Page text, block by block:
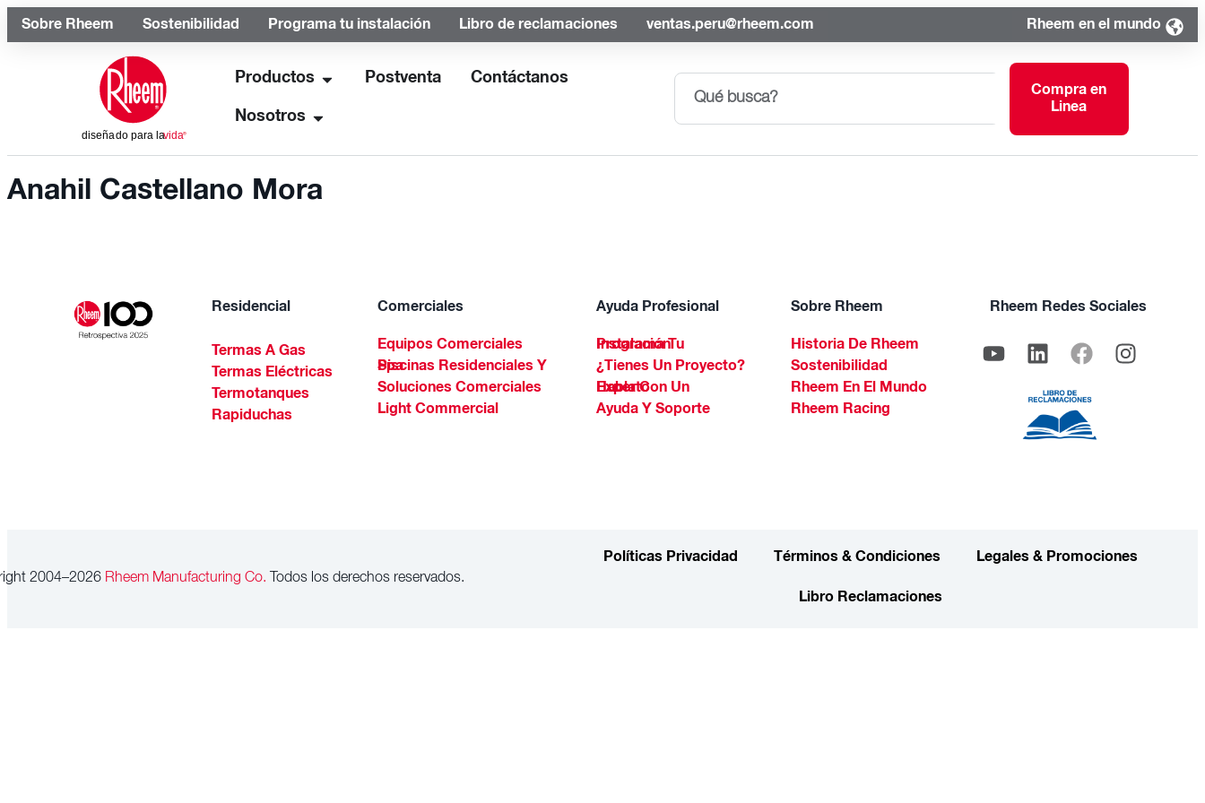
Sobre Rheem Sostenibilidad Programa tu instalación Libro de reclamaciones ventas.peru@rheem.com Rheem en el mundo
Productos Postventa Contáctanos
Nosotros
Compra en
Linea
Anahil Castellano Mora
Residencial
Termas A Gas
Termas Eléctricas
Termotanques
Rapiduchas
Comerciales
Equipos Comerciales
Piscinas Residenciales Y Spa
Soluciones Comerciales
Light Commercial
Ayuda Profesional
Programa Tu Instalación
¿Tienes Un Proyecto?
Habla Con Un Experto
Ayuda Y Soporte
Sobre Rheem
Historia De Rheem
Sostenibilidad
Rheem En El Mundo
Rheem Racing
Rheem Redes Sociales
2004–2026Rheem Manufacturing Co. Todos los derechos reservados.
Políticas Privacidad Términos & Condiciones Legales & Promociones
Libro Reclamaciones